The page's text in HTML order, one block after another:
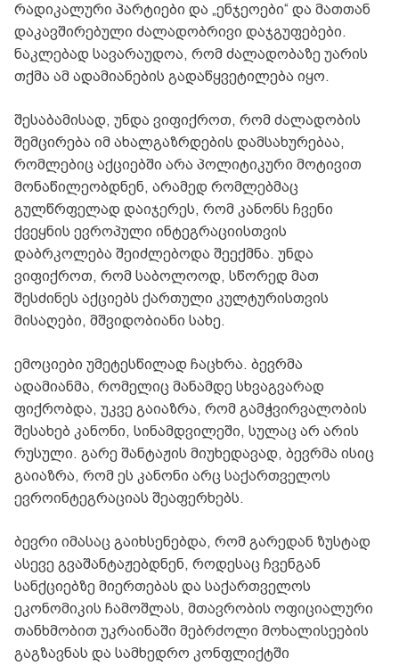
რადიკალური პარტიები და „ენჯეოები“ და მათთან
დაკავშირებული ძალადობრივი დაჯგუფებები.
ნაკლებად სავარაუდოა, რომ ძალადობაზე უარის
თქმა ამ ადამიანების გადაწყვეტილება იყო.
შესაბამისად, უნდა ვიფიქროთ, რომ ძალადობის
შემცირება იმ ახალგაზრდების დამსახურებაა,
რომლებიც აქციებში არა პოლიტიკური მოტივით
მონაწილეობდნენ, არამედ რომლებმაც
გულწრფელად დაიჯერეს, რომ კანონს ჩვენი
ქვეყნის ევროპული ინტეგრაციისთვის
დაბრკოლება შეიძლებოდა შეექმნა. უნდა
ვიფიქროთ, რომ საბოლოოდ, სწორედ მათ
შესძინეს აქციებს ქართული კულტურისთვის
მისაღები, მშვიდობიანი სახე.
ემოციები უმეტესწილად ჩაცხრა. ბევრმა
ადამიანმა, რომელიც მანამდე სხვაგვარად
ფიქრობდა, უკვე გაიაზრა, რომ გამჭვირვალობის
შესახებ კანონი, სინამდვილეში, სულაც არ არის
რუსული. გარე შანტაჟის მიუხედავად, ბევრმა ისიც
გაიაზრა, რომ ეს კანონი არც საქართველოს
ევროინტეგრაციას შეაფერხებს.
ბევრი იმასაც გაიხსენებდა, რომ გარედან ზუსტად
ასევე გვაშანტაჟებდნენ, როდესაც ჩვენგან
სანქციებზე მიერთებას და საქართველოს
ეკონომიკის ჩამოშლას, მთავრობის ოფიციალური
თანხმობით უკრაინაში მებრძოლი მოხალისეების
გაგზავნას და სამხედრო კონფლიქტში